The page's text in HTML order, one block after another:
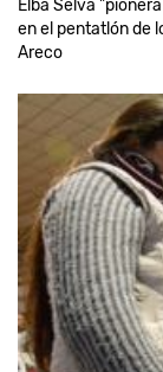
Elba Selva
en el pentatlón de
Areco